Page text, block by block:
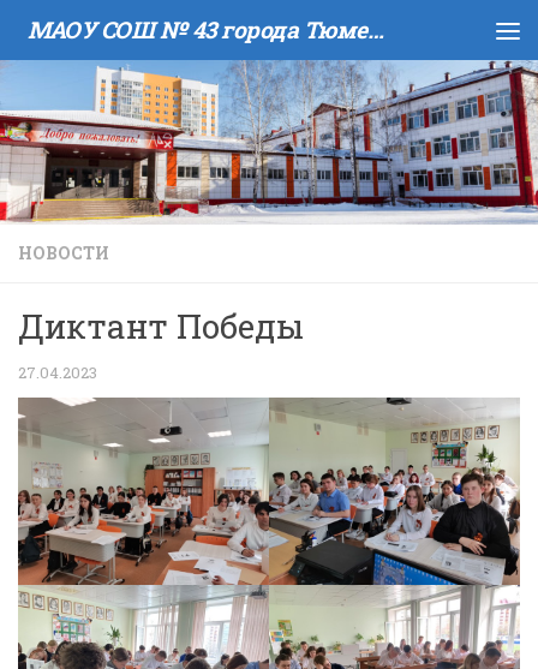
Skip to content МАОУ COШ № 43 города Тюмени имени В.И. Муравленко
НОВОСТИ
Диктант Победы
27.04.2023